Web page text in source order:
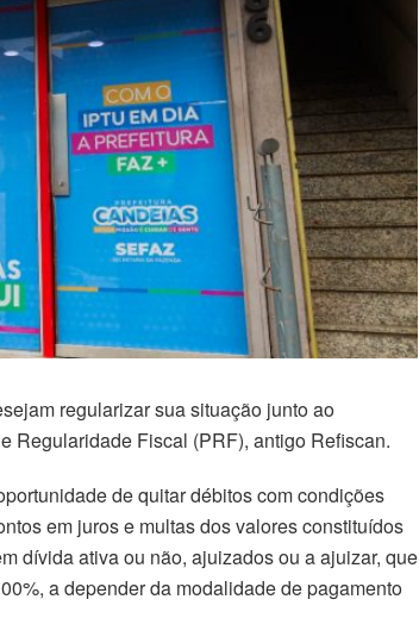
regularizar sua situação junto ao
Regularidade Fiscal (PRF), antigo Refiscan.
de quitar débitos com condições
em juros e multas dos valores constituídos
dívida ativa ou não, ajuizados ou a ajuizar, que
a depender da modalidade de pagamento